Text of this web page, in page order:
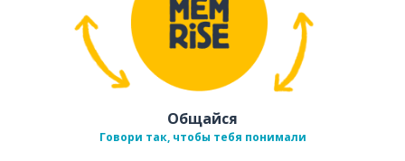
Общайся
Говори так, чтобы тебя понимали